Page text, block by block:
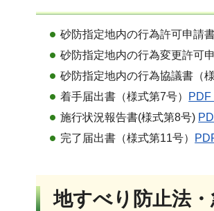
砂防指定地内の行為許可申請
砂防指定地内の行為変更許可
砂防指定地内の行為協議書（
着手届出書（様式第7号）
PDF
施行状況報告書(様式第8号)
完了届出書（様式第11号）
地すべり防止法